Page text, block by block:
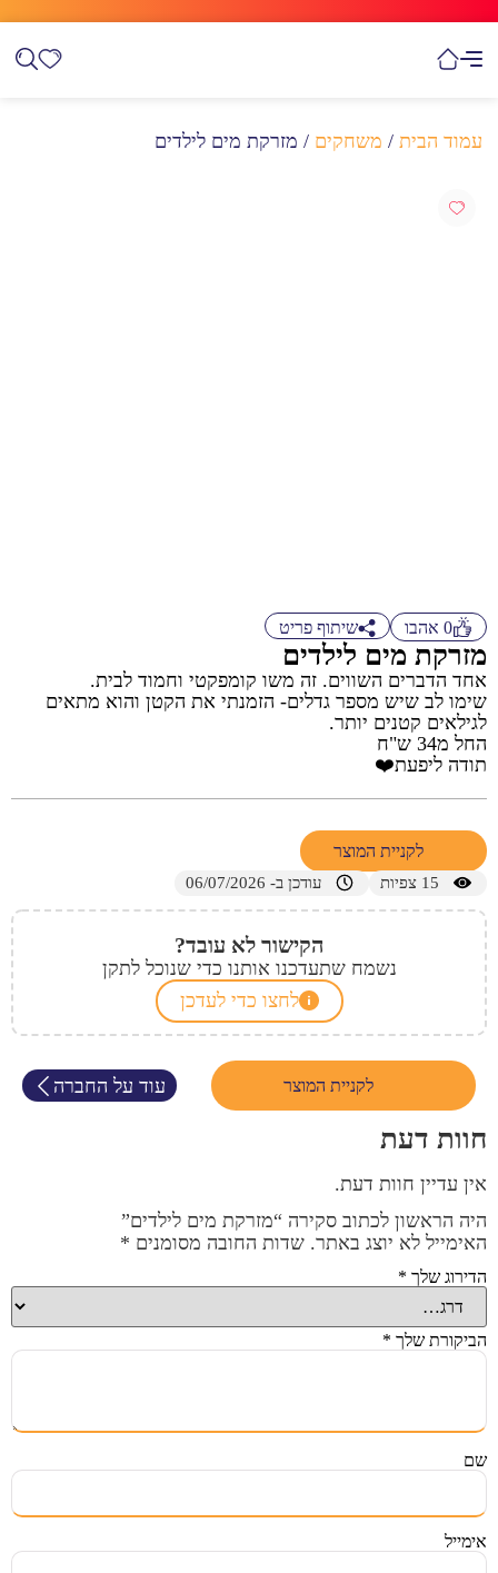
עמוד הבית / משחקים / מזרקת מים לילדים
0 אהבו שיתוף פריט
מזרקת מים לילדים
אחד הדברים השווים. זה משו קומפקטי וחמוד לבית.
שימו לב שיש מספר גדלים- הזמנתי את הקטן והוא מתאים
לגילאים קטנים יותר.
החל מ34 ש"ח
תודה ליפעת❤️
לקניית המוצר
15 צפיות עודכן ב- 06/07/2026
הקישור לא עובד?
נשמח שתעדכנו אותנו כדי שנוכל לתקן
לחצו כדי לעדכן
לקניית המוצר עוד על החברה
חוות דעת
אין עדיין חוות דעת.
היה הראשון לכתוב סקירה “מזרקת מים לילדים”
האימייל לא יוצג באתר. שדות החובה מסומנים *
הדירוג שלך *
הביקורת שלך *
שם
אימייל